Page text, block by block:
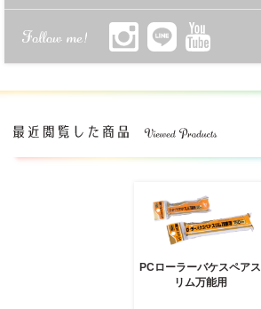
PCローラーバケスペアス
リム万能用